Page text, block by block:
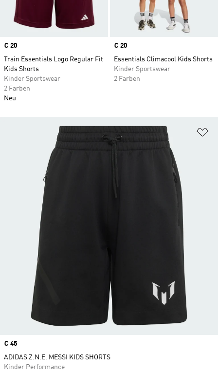
Price
€ 20
Train Essentials Logo Regular Fit
Kids Shorts
Kinder Sportswear
2 Farben
Neu
Price
€ 20
Essentials Climacool Kids Shorts
Kinder Sportswear
2 Farben
Price
€ 45
ADIDAS Z.N.E. MESSI KIDS SHORTS
Kinder Performance